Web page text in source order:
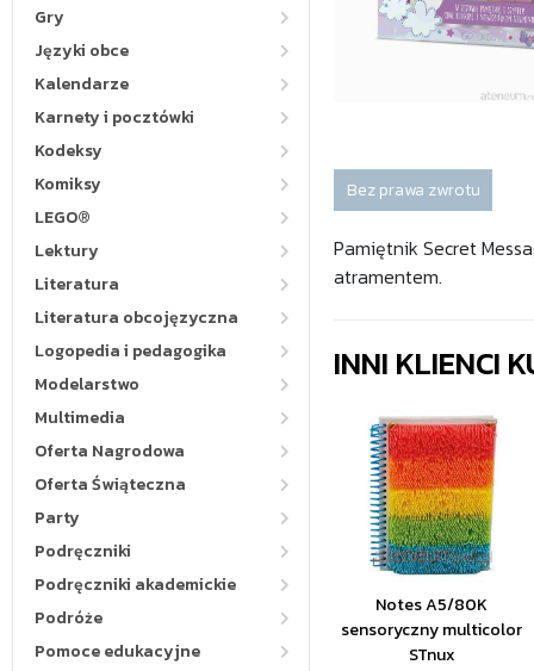
Gry
Języki obce
Kalendarze
Karnety i pocztówki
Kodeksy
Komiksy
LEGO®
Lektury
Literatura
Literatura obcojęzyczna
Logopedia i pedagogika
Modelarstwo
Multimedia
Oferta Nagrodowa
Oferta Świąteczna
Party
Podręczniki
Podręczniki akademickie
Podróże
Pomoce edukacyjne
Bez prawa zwrotu
Pamiętnik Secret
atramentem.
INNI KLIENCI
Notes A5/80K
sensoryczny multicolor
STnux